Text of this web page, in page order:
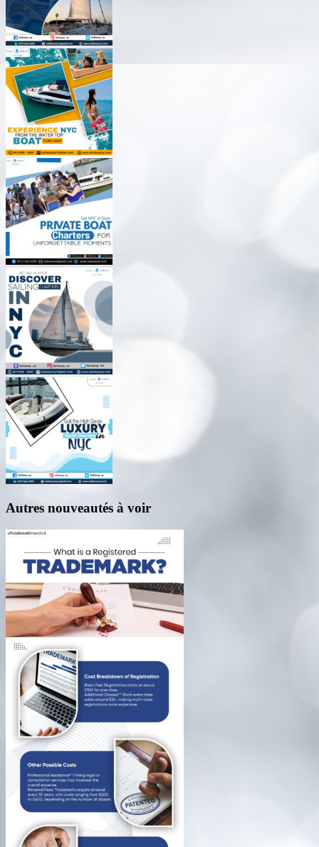
Autres nouveautés à voir